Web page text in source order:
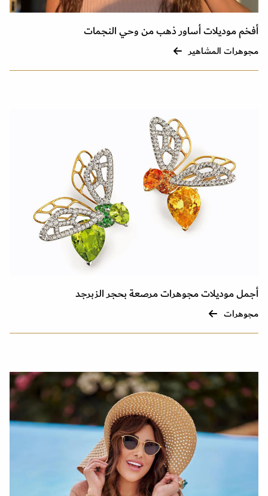
أفخم موديلات أساور ذهب من وحي النجمات
مجوهرات المشاهير
أجمل موديلات مجوهرات مرصعة بحجر الزبرجد
مجوهرات